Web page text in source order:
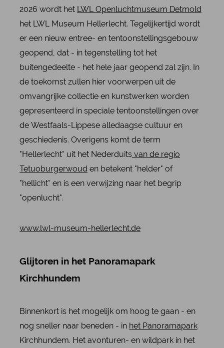
2026 wordt het LWL Openluchtmuseum Detmold
het LWL Museum Hellerlecht. Tegelijkertijd wordt
er een nieuw entree- en tentoonstellingsgebouw
geopend, dat - in tegenstelling tot het
buitengedeelte - het hele jaar geopend zal zijn. In
de toekomst zullen hier voorwerpen uit de
omvangrijke collectie en kunstwerken worden
gepresenteerd in speciale tentoonstellingen over
de Westfaals-Lippese alledaagse cultuur en
geschiedenis. Overigens komt de term
"Hellerlecht" uit het Nederduits van de regio
Tetuoburgerwoud en betekent "helder" of
"hellicht" en is een verwijzing naar het begrip
"openlucht".
www.lwl-museum-hellerlecht.de
Glijtoren in het Panoramapark
Kirchhundem
Binnenkort is het mogelijk om hoog te gaan - en
nog sneller naar beneden - in het Panoramapark
Kirchhundem. Het avonturen- en wildpark in het